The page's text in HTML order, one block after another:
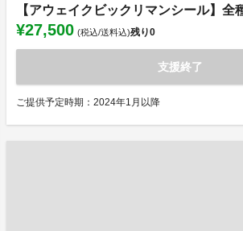
【アウェイクビックリマンシール】全
¥27,500 (税込/送料込)残り0
支援終了
ご提供予定時期：2024年1月以降